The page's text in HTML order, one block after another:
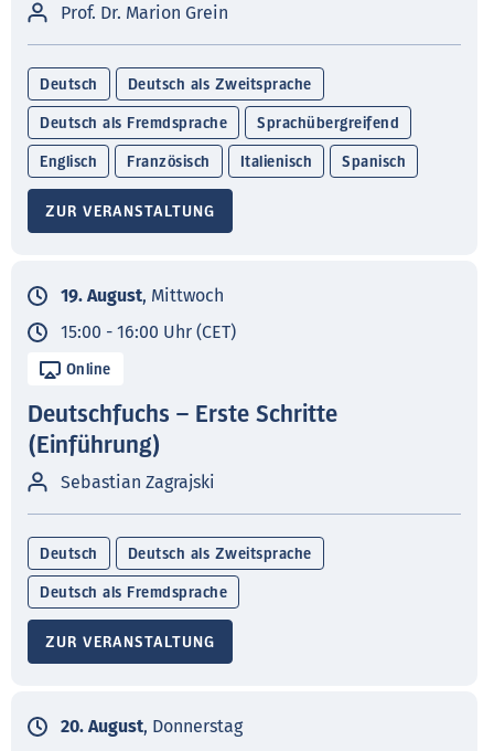
Prof. Dr. Marion Grein
Deutsch Deutsch als Zweitsprache
Deutsch als Fremdsprache Sprachübergreifend
Englisch Französisch Italienisch Spanisch
ZUR VERANSTALTUNG
19. August, Mittwoch
15:00 - 16:00 Uhr (CET)
Online
Deutschfuchs – Erste Schritte
(Einführung)
Sebastian Zagrajski
Deutsch Deutsch als Zweitsprache
Deutsch als Fremdsprache
ZUR VERANSTALTUNG
20. August, Donnerstag